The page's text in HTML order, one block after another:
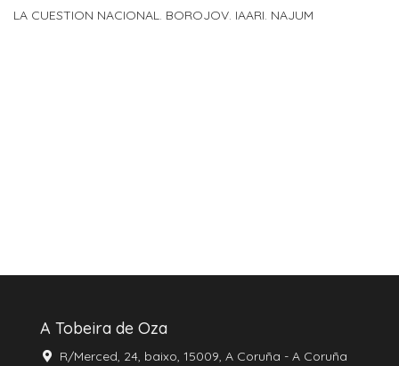
LA CUESTION NACIONAL. BOROJOV. IAARI. NAJUM
A Tobeira de Oza
R/Merced, 24, baixo, 15009, A Coruña - A Coruña